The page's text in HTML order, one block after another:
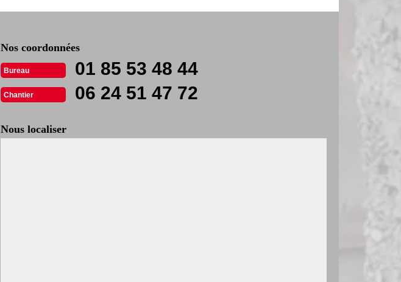
Nos coordonnées
Bureau 01 85 53 48 44
Chantier 06 24 51 47 72
Nous localiser